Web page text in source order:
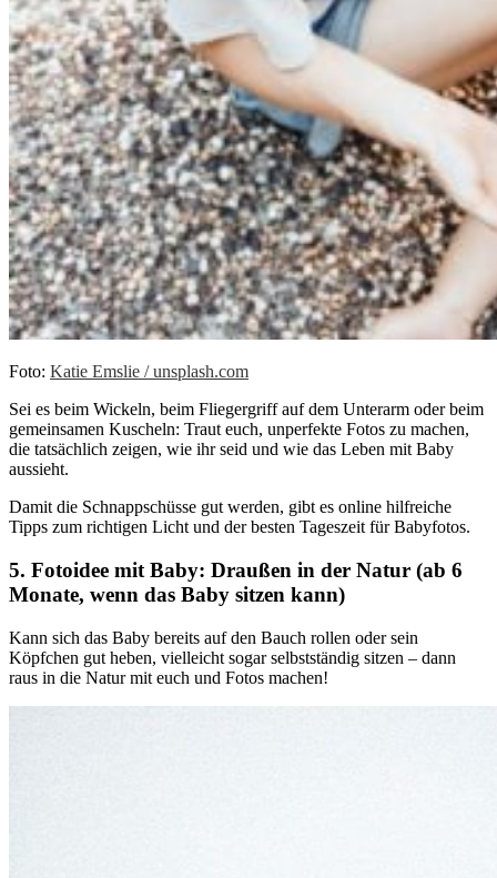
Foto: Katie Emslie / unsplash.com
Sei es beim Wickeln, beim Fliegergriff auf dem Unterarm oder beim
gemeinsamen Kuscheln: Traut euch, unperfekte Fotos zu machen,
die tatsächlich zeigen, wie ihr seid und wie das Leben mit Baby
aussieht.
Damit die Schnappschüsse gut werden, gibt es online hilfreiche
Tipps zum richtigen Licht und der besten Tageszeit für Babyfotos.
5. Fotoidee mit Baby: Draußen in der Natur (ab 6
Monate, wenn das Baby sitzen kann)
Kann sich das Baby bereits auf den Bauch rollen oder sein
Köpfchen gut heben, vielleicht sogar selbstständig sitzen – dann
raus in die Natur mit euch und Fotos machen!